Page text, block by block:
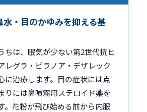
水・目のかゆみを抑える基
ちは、眠気が少ない第2世代抗ヒ
レグラ・ビラノア・デザレック
に治療します。目の症状には点
りには鼻噴霧用ステロイド薬を
。花粉が飛び始める前から内服